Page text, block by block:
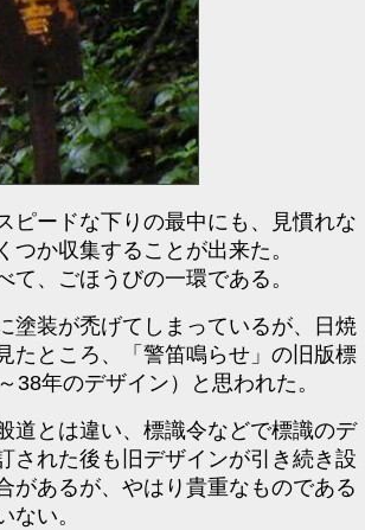
ピードな下りの最中にも、見慣れな
つか収集することが出来た。
て、ごほうびの一環である。
塗装が禿げてしまっているが、日焼
たところ、「警笛鳴らせ」の旧版標
38年のデザイン）と思われた。
道とは違い、標識令などで標識のデ
された後も旧デザインが引き続き設
があるが、やはり貴重なものである
ない。